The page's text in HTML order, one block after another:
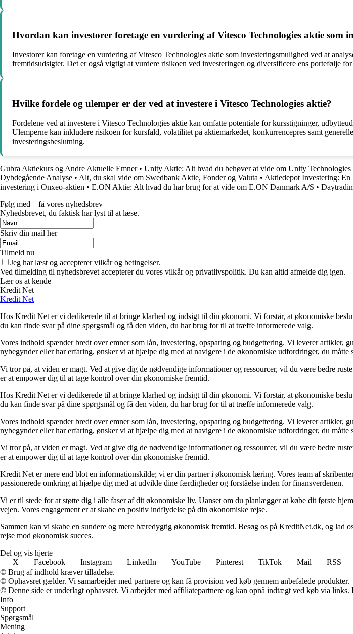
Hvordan kan investorer foretage en vurdering af Vitesco Technologies aktie som
Investorer kan foretage en vurdering af Vitesco Technologies aktie som investeringsmulighed ved at
fremtidsudsigter. Det er også vigtigt at vurdere risikoen ved investeringen og diversificere ens portefølje
Hvilke fordele og ulemper er der ved at investere i Vitesco Technologies aktie?
Fordelene ved at investere i Vitesco Technologies aktie kan omfatte potentiale for kursstigninger,
Ulemperne kan inkludere risikoen for kursfald, volatilitet på aktiemarkedet, konkurrencepres samt
investeringsbeslutning.
Gubra Aktiekurs og Andre Aktuelle Emner• Unity Aktie: Alt hvad du behøver at vide om Unity
Dybdegående Analyse • Alt, du skal vide om Swedbank Aktie, Fonder og Valuta • Aktiedepot Investering:
investering i Onxeo-aktien • E.ON Aktie: Alt hvad du har brug for at vide om E.ON Danmark A/S •
Følg med – få vores nyhedsbrev
Nyhedsbrevet, du faktisk har lyst til at læse.
Skriv din mail her
Tilmeld nu
Jeg har læst og accepterer vilkår og betingelser.
Ved tilmelding til nyhedsbrevet accepterer du vores vilkår og privatlivspolitik. Du kan altid afmelde dig igen.
Lær os at kende
Kredit Net
Kredit Net
Hos Kredit Net er vi dedikerede til at bringe klarhed og indsigt til din økonomi. Vi forstår, at økonomiske
du kan finde svar på dine spørgsmål og få den viden, du har brug for til at træffe informerede valg.
Vores indhold spænder bredt over emner som lån, investering, opsparing og budgettering. Vi leverer
nybegynder eller har erfaring, ønsker vi at hjælpe dig med at navigere i de økonomiske udfordringer, du måtte
Vi tror på, at viden er magt. Ved at give dig de nødvendige informationer og ressourcer, vil du være bedre
er at empower dig til at tage kontrol over din økonomiske fremtid.
Hos Kredit Net er vi dedikerede til at bringe klarhed og indsigt til din økonomi. Vi forstår, at økonomiske
du kan finde svar på dine spørgsmål og få den viden, du har brug for til at træffe informerede valg.
Vores indhold spænder bredt over emner som lån, investering, opsparing og budgettering. Vi leverer
nybegynder eller har erfaring, ønsker vi at hjælpe dig med at navigere i de økonomiske udfordringer, du måtte
Vi tror på, at viden er magt. Ved at give dig de nødvendige informationer og ressourcer, vil du være bedre
er at empower dig til at tage kontrol over din økonomiske fremtid.
Kredit Net er mere end blot en informationskilde; vi er din partner i økonomisk læring. Vores team af
passionerede omkring at hjælpe dig med at udvikle dine færdigheder og forståelse inden for finansverdenen.
Vi er til stede for at støtte dig i alle faser af dit økonomiske liv. Uanset om du planlægger at købe dit første
vejen. Vores engagement er at skabe en positiv indflydelse på din økonomiske rejse.
Sammen kan vi skabe en sundere og mere bæredygtig økonomisk fremtid. Besøg os på KreditNet.dk, og lad
rejse mod økonomisk succes.
Del og vis hjerte
X
Facebook Instagram LinkedIn YouTube Pinterest TikTok Mail
RSS
© Brug af indhold kræver tilladelse.
© Ophavsret gælder. Vi samarbejder med partnere og kan få provision ved køb gennem anbefalede produkter.
© Denne side er underlagt ophavsret. Vi arbejder med affiliatepartnere og kan opnå indtægt ved køb via
Info
Support
Spørgsmål
Mening